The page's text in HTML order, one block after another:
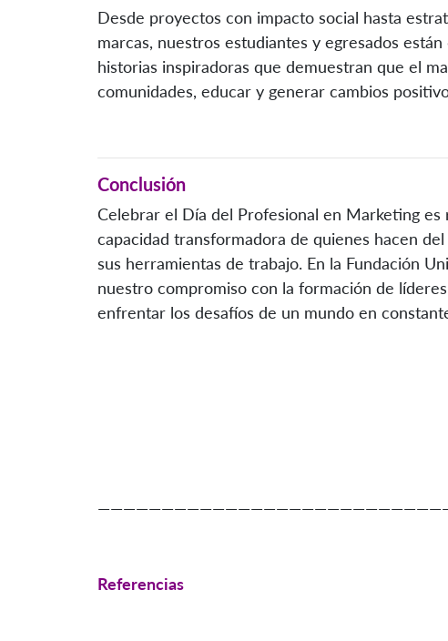
Desde proyectos con impacto social hasta
marcas, nuestros estudiantes y egresados están
historias inspiradoras que demuestran que el
comunidades, educar y generar cambios
Conclusión
Celebrar el Día del Profesional en Marketing
capacidad transformadora de quienes hacen
sus herramientas de trabajo. En la Fundación
nuestro compromiso con la formación de
enfrentar los desafíos de un mundo en
Referencias